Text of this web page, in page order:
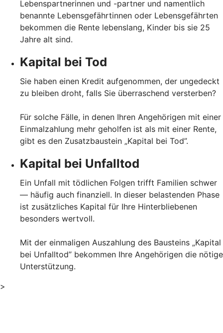
Lebenspartnerinnen und -partner und namentlich
benannte Lebensgefährtinnen oder Lebensgefährten
bekommen die Rente lebenslang, Kinder bis sie 25
Jahre alt sind.
Kapital bei Tod
Sie haben einen Kredit aufgenommen, der ungedeckt
zu bleiben droht, falls Sie überraschend versterben?
Für solche Fälle, in denen Ihren Angehörigen mit einer
Einmalzahlung mehr geholfen ist als mit einer Rente,
gibt es den Zusatzbaustein „Kapital bei Tod”.
Kapital bei Unfalltod
Ein Unfall mit tödlichen Folgen trifft Familien schwer
— häufig auch finanziell. In dieser belastenden Phase
ist zusätzliches Kapital für Ihre Hinterbliebenen
besonders wertvoll.
Mit der einmaligen Auszahlung des Bausteins „Kapital
bei Unfalltod” bekommen Ihre Angehörigen die nötige
Unterstützung.
>